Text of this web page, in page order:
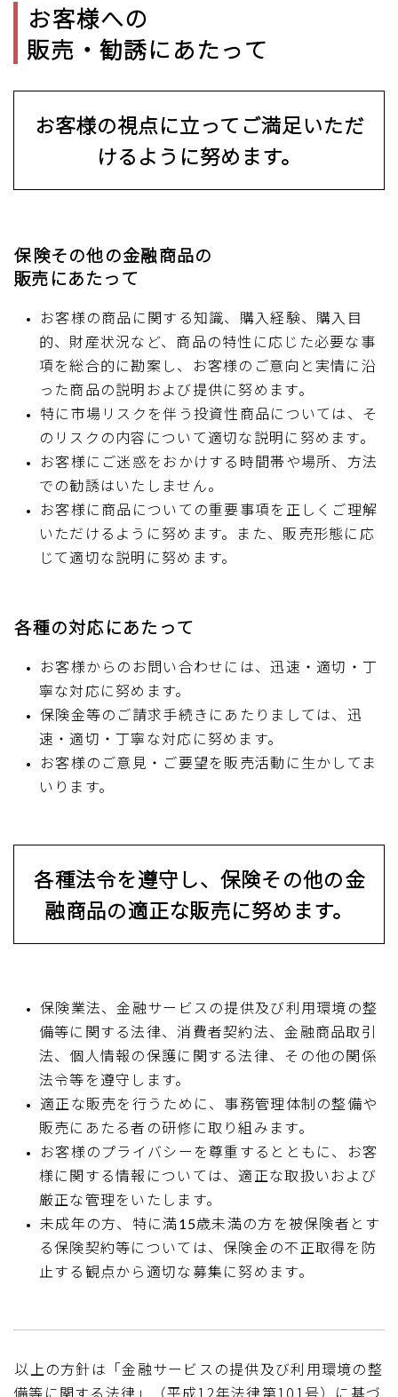
お客様への
販売・勧誘にあたって
お客様の視点に立って ご満足いただ
けるように努めます。
保険その他の金融商品の
販売にあたって
お客様の商品に関する知識、購入経験、購入目
的、財産状況など、商品の特性に応じた必要な事
項を総合的に勘案し、お客様のご意向と実情に沿
った商品の説明および提供に努めます。
特に市場リスクを伴う投資性商品については、そ
のリスクの内容について適切な説明に努めます。
お客様にご迷惑をおかけする時間帯や場所、方法
での勧誘はいたしません。
お客様に商品についての重要事項を正しくご理解
いただけるように努めます。また、販売形態に応
じて適切な説明に努めます。
各種の対応にあたって
お客様からのお問い合わせには、迅速・適切・丁
寧な対応に努めます。
保険金等のご請求手続きにあたりましては、迅
速・適切・丁寧な対応に努めます。
お客様のご意見・ご要望を販売活動に生かしてま
いります。
各種法令を遵守し、 保険その他の金
融商品の適正な販売に努めます。
保険業法、金融サービスの提供及び利用環境の整
備等に関する法律、消費者契約法、金融商品取引
法、個人情報の保護に関する法律、その他の関係
法令等を遵守します。
適正な販売を行うために、事務管理体制の整備や
販売にあたる者の研修に取り組みます。
お客様のプライバシーを尊重するとともに、お客
様に関する情報については、適正な取扱いおよび
厳正な管理をいたします。
未成年の方、特に満15歳未満の方を被保険者とす
る保険契約等については、保険金の不正取得を防
止する観点から適切な募集に努めます。
以上の方針は「金融サービスの提供及び利用環境の整
備等に関する法律」（平成12年法律第101号）に基づ